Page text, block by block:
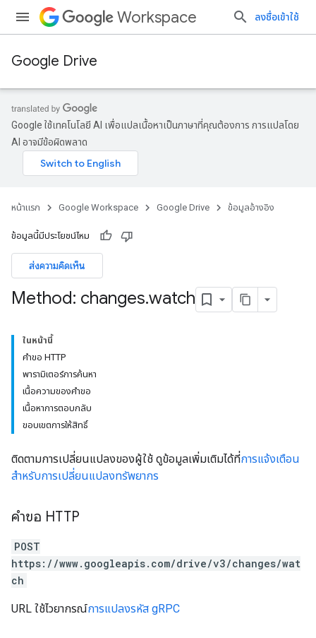
Workspace ลงชื่อเข้าใช้
Google Drive
Google ใช้เทคโนโลยี AI เพื่อแปลเนื้อหาเป็นภาษาที่คุณต้องการ การแปลโดย
AI อาจมีข้อผิดพลาด
หน้าแรก Google Workspace Google Drive ข้อมูลอ้างอิง
ข้อมูลนี้มีประโยชน์ไหม
ส่งความคิดเห็น
Method: changes.watch
ในหน้านี้
คำขอ HTTP
พารามิเตอร์การค้นหา
เนื้อความของคำขอ
เนื้อหาการตอบกลับ
ขอบเขตการให้สิทธิ์
ติดตามการเปลี่ยนแปลงของผู้ใช้ ดูข้อมูลเพิ่มเติมได้ที่การแจ้งเตือน
สำหรับการเปลี่ยนแปลงทรัพยากร
คำขอ HTTP
POST
https://www.googleapis.com/drive/v3/changes/wat
ch
URL ใช้ไวยากรณ์การแปลงรหัส gRPC